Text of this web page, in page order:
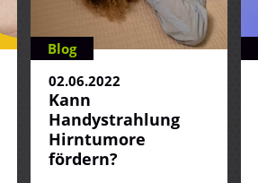
Blog
02.06.2022
Kann
Handystrahlung
Hirntumore
fördern?